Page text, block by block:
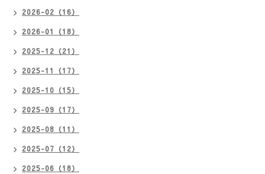
2026-02（16）
2026-01（18）
2025-12（21）
2025-11（17）
2025-10（15）
2025-09（17）
2025-08（11）
2025-07（12）
2025-06（18）